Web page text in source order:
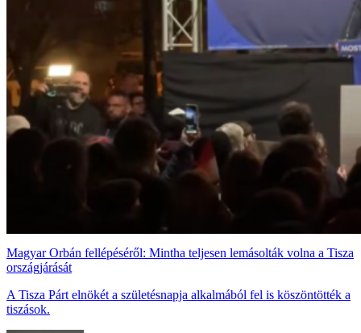
Magyar Orbán fellépéséről: Mintha teljesen lemásolták volna a Tisza
országjárását
A Tisza Párt elnökét a születésnapja alkalmából fel is köszöntötték a
tiszások.